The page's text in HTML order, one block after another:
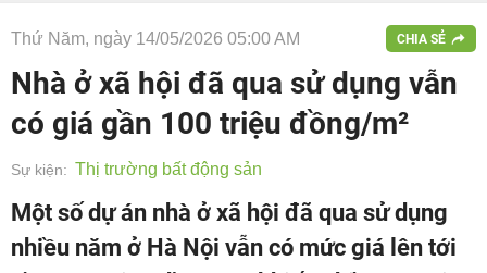
Thứ Năm, ngày 14/05/2026 05:00 AM CHIA SẺ
Nhà ở xã hội đã qua sử dụng vẫn
có giá gần 100 triệu đồng/m²
Sự kiện: Thị trường bất động sản
Một số dự án nhà ở xã hội đã qua sử dụng
nhiều năm ở Hà Nội vẫn có mức giá lên tới